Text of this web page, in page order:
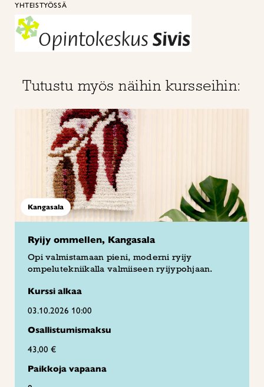
YHTEISTYÖSSÄ
Tutustu myös näihin kursseihin:
Kangasala
Ryijy ommellen, Kangasala
Opi valmistamaan pieni, moderni ryijy
ompelutekniikalla valmiiseen ryijypohjaan.
Kurssi alkaa
03.10.2026 10:00
Osallistumismaksu
43,00 €
Paikkoja vapaana